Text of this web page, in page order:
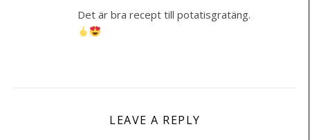
Det är bra recept till potatisgratäng.
LEAVE A REPLY